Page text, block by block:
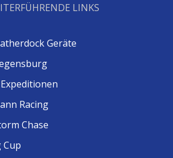
LINKS
Geräte
Racing
Chase
Cup